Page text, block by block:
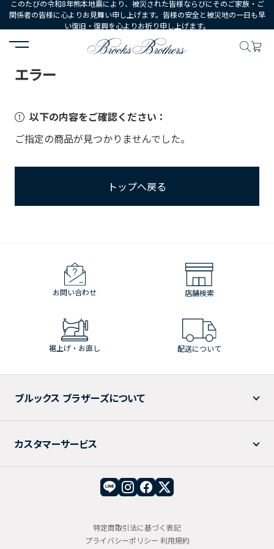
このたびの令和8年熊本地震により、被災された皆様ならびにそのご家族・ご
関係者の皆様に心よりお見舞い申し上げます。皆様の安全と被災地の一日も早
い復旧・復興を心よりお祈り申し上げます。
HOME
エラー
以下の内容をご確認ください：
ご指定の商品が見つかりませんでした。
トップへ戻る
お問い合わせ 店舗検索
裾上げ・お直し 配送について
ブルックス ブラザーズについて
カスタマーサービス
特定商取引法に基づく表記
プライバシーポリシー 利用規約